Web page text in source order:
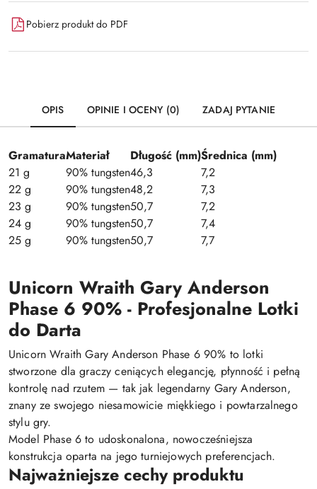
Pobierz produkt do PDF
OPIS OPINIE I OCENY (0) ZADAJ PYTANIE
GramaturaMateriał Długość (mm)Średnica (mm)
21 g
90% tungsten46,3
7,2
22 g
90% tungsten48,2
7,3
23 g
90% tungsten50,7
7,2
24 g
90% tungsten50,7
7,4
25 g
90% tungsten50,7 7,7
Unicorn Wraith Gary Anderson
Phase 6 90% - Profesjonalne Lotki
do Darta
Unicorn Wraith Gary Anderson Phase 6 90% to lotki
stworzone dla graczy ceniących elegancję, płynność i pełną
kontrolę nad rzutem — tak jak legendarny Gary Anderson,
znany ze swojego niesamowicie miękkiego i powtarzalnego
stylu gry.
Model Phase 6 to udoskonalona, nowocześniejsza
konstrukcja oparta na jego turniejowych preferencjach.
Najważniejsze cechy produktu